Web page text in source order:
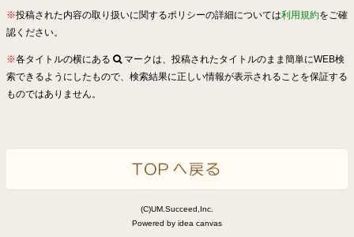
※投稿された内容の取り扱いに関するポリシーの詳細については利用規約をご確
認ください。
※各タイトルの横にある
マークは、投稿されたタイトルのまま簡単にWEB検
索できるようにしたもので、検索結果に正しい情報が表示されることを保証する
ものではありません。
(C)UM.Succeed,Inc.
Powered by idea canvas